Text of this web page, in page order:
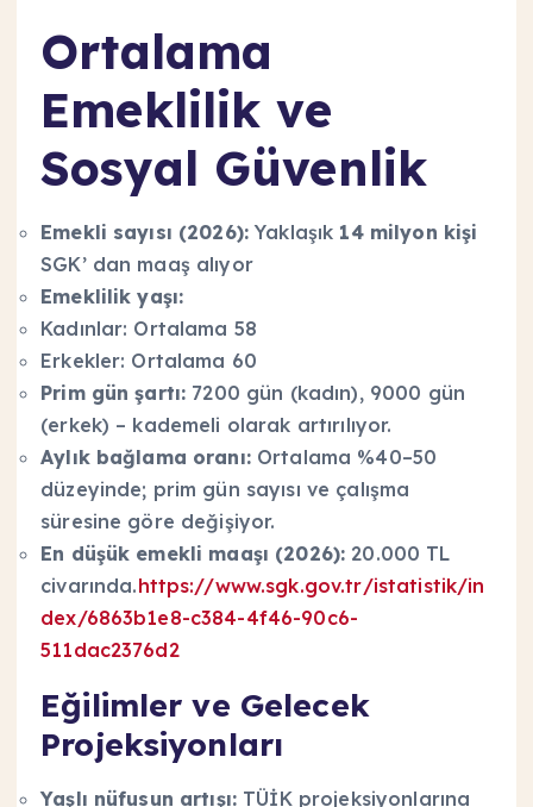
Ortalama
Emeklilik ve
Sosyal Güvenlik
Emekli sayısı (2026): Yaklaşık 14 milyon kişi
SGK’ dan maaş alıyor
Emeklilik yaşı:
Kadınlar: Ortalama 58
Erkekler: Ortalama 60
Prim gün şartı: 7200 gün (kadın), 9000 gün
(erkek) – kademeli olarak artırılıyor.
Aylık bağlama oranı:Ortalama %40–50
düzeyinde; prim gün sayısı ve çalışma
süresine göre değişiyor.
En düşük emekli maaşı (2026): 20.000 TL
civarında.https://www.sgk.gov.tr/istatistik/in
dex/6863b1e8-c384-4f46-90c6-
511dac2376d2
Eğilimler ve Gelecek
Projeksiyonları
Yaşlı nüfusun artışı: TÜİK projeksiyonlarına